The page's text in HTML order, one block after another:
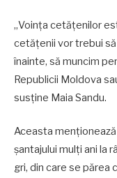
„Voința cetățenilor
cetățenii vor trebui
înainte, să muncim
Republicii Moldova
susține Maia Sandu.
Aceasta
șantajului mulți ani la
gri, din care se părea